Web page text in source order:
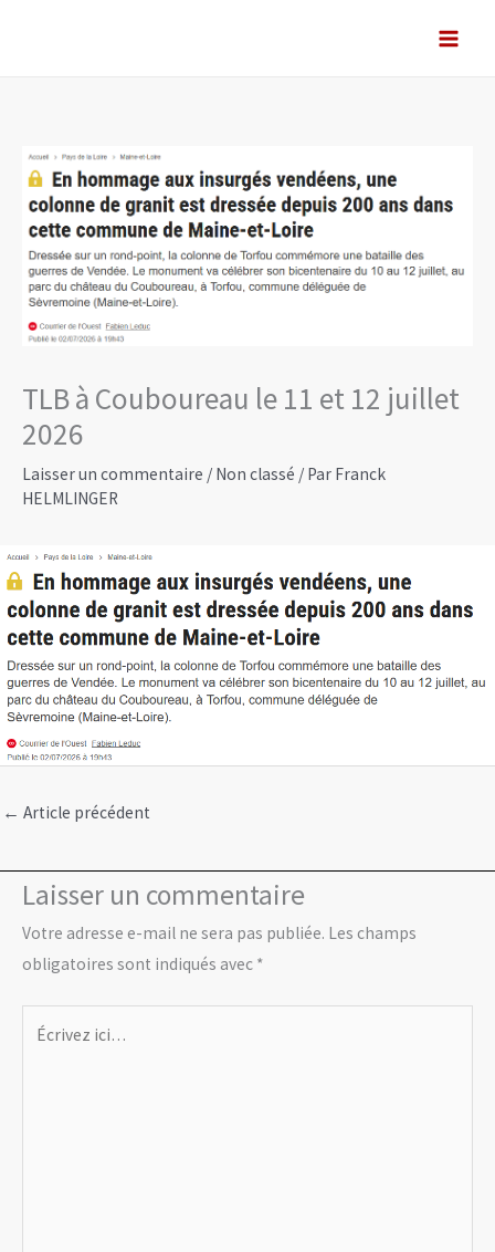
TLB à Couboureau le 11 et 12 juillet
2026
Laisser un commentaire / Non classé / Par Franck
HELMLINGER
← Article précédent
Laisser un commentaire
Votre adresse e-mail ne sera pas publiée. Les champs
obligatoires sont indiqués avec *